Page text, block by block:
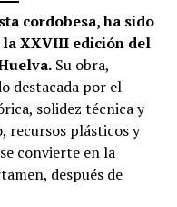
cordobesa, ha sido
XXVIII edición del
Su obra,
destacada por el
solidez técnica y
recursos plásticos y
convierte en la
después de